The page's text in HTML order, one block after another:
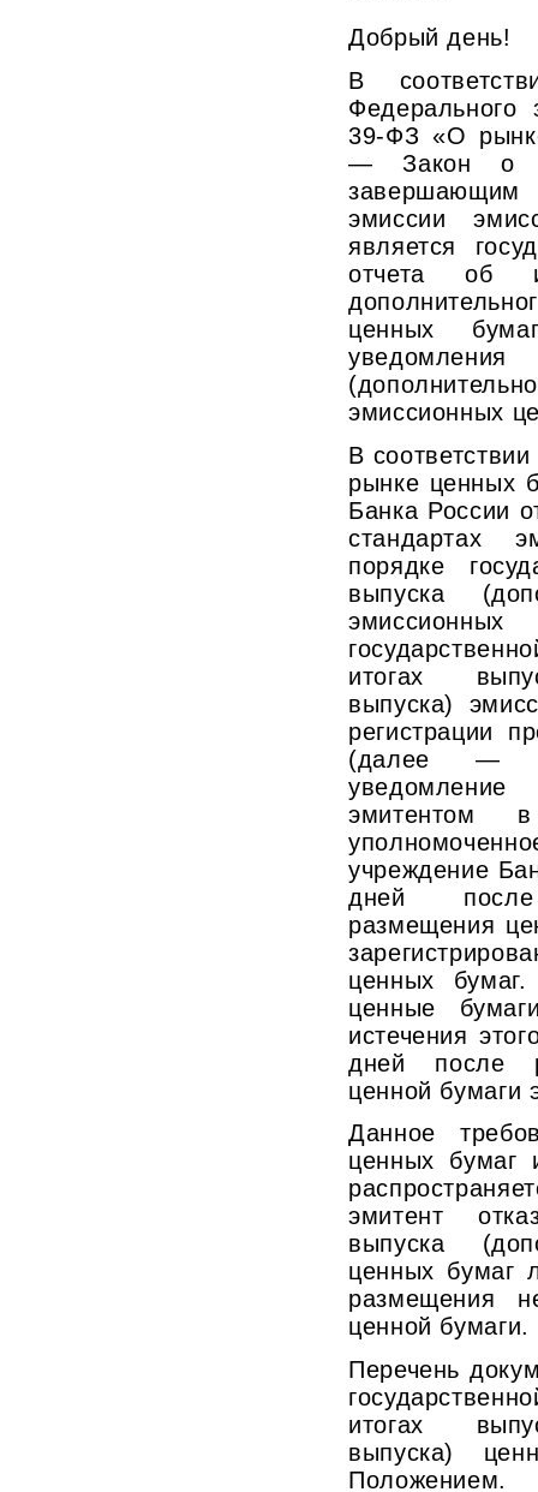
Добрый день!
В
39-ФЗ «О
— Закон о
эмиссии
является
отчета об
ценных
эмиссионных
В
рынке ценных
Банка России
стандартах
порядке
выпуска
итогах
выпуска)
регистрации
(далее —
эмитентом
учреждение
дней
размещения
ценных
ценные
истечения
дней после
ценной бумаги
Данное
ценных бумаг
эмитент
выпуска
ценных бумаг
размещения
ценной бумаги.
Перечень
итогах
выпуска)
Положением.